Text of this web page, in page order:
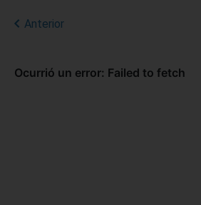
Anterior